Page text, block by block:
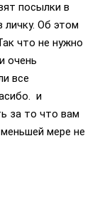
посылки в
личку. Об этом
что не нужно
очень
все
и
за то что вам
мере не